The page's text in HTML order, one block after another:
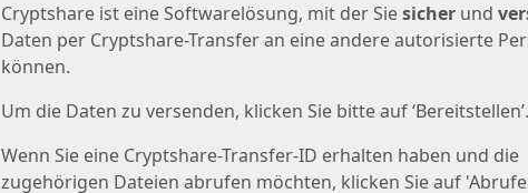
Cryptshare ist eine Softwarelösung, mit der Siesicher und
Daten per Cryptshare-Transfer an eine andere autorisierte
können.
Um die Daten zu versenden, klicken Sie bitte auf ‘Bereitstellen’.
Wenn Sie eine Cryptshare-Transfer-ID erhalten haben und die
zugehörigen Dateien abrufen möchten, klicken Sie auf